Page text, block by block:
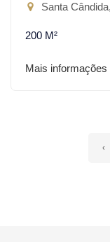
Santa
200 M²
Mais informações
‹